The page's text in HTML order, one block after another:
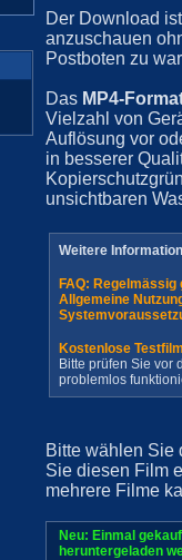
Der Download
anzuschauen
Postboten zu
Das MP4-
Vielzahl von
Auflösung vor
in besserer
unsichtbaren
Weitere
FAQ:
Allgemeine
Kostenlose
Bitte prüfen Sie vor
problemlos
Bitte wählen Sie
Sie diesen Film
mehrere Filme
Neu: Einmal
heruntergeladen